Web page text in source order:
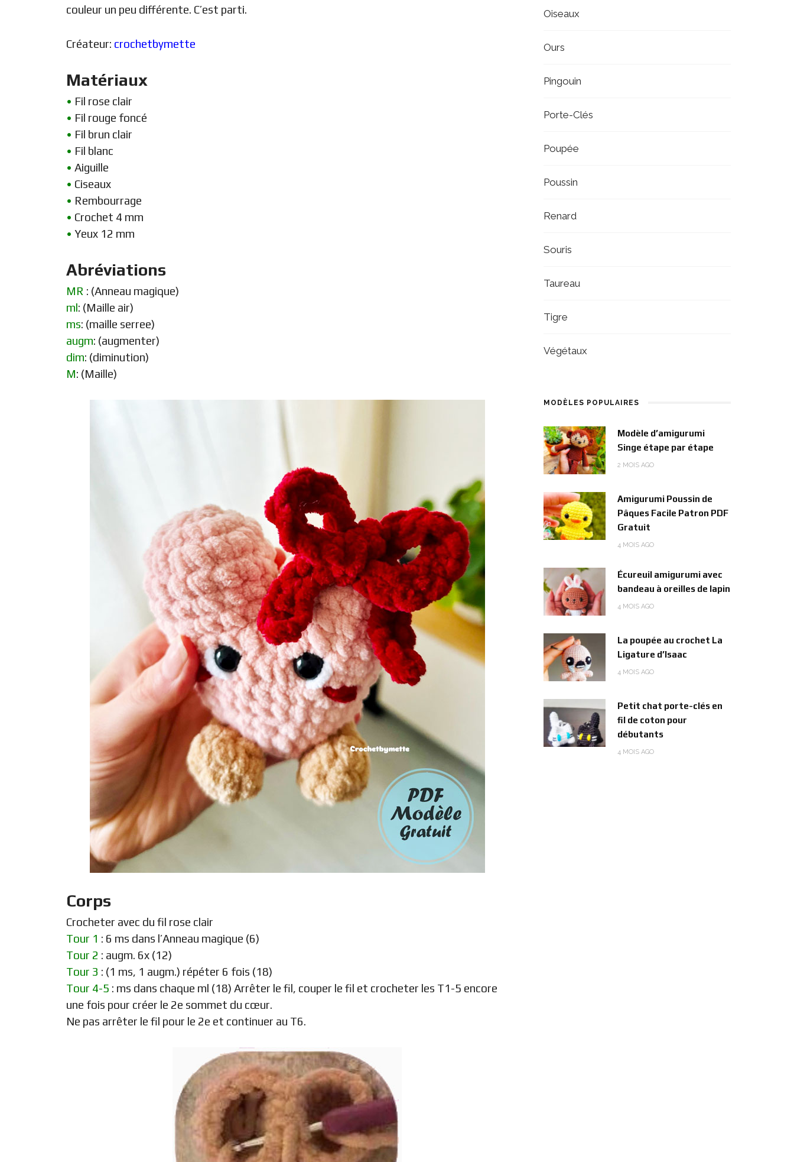
couleur un peu différente. C’est parti.
Créateur: crochetbymette
Matériaux
• Fil rose clair
• Fil rouge foncé
• Fil brun clair
• Fil blanc
• Aiguille
• Ciseaux
• Rembourrage
• Crochet 4 mm
• Yeux 12 mm
Abréviations
MR : (Anneau magique)
ml: (Maille air)
ms: (maille serree)
augm: (augmenter)
dim: (diminution)
M: (Maille)
Corps
Crocheter avec du fil rose clair
Tour 1 : 6 ms dans l’Anneau magique (6)
Tour 2 : augm. 6x (12)
Tour 3 : (1 ms, 1 augm.) répéter 6 fois (18)
Tour 4-5 : ms dans chaque ml (18) Arrêter le fil, couper le fil et crocheter les T1-5 encore
une fois pour créer le 2e sommet du cœur.
Ne pas arrêter le fil pour le 2e et continuer au T6.
Oiseaux
Ours
Pingouin
Porte-Clés
Poupée
Poussin
Renard
Souris
Taureau
Tigre
Végétaux
MODÈLES POPULAIRES
Modèle d’amigurumi
Singe étape par étape
2 MOIS AGO
Amigurumi Poussin de
Pâques Facile Patron PDF
Gratuit
4 MOIS AGO
Écureuil amigurumi avec
bandeau à oreilles de lapin
4 MOIS AGO
La poupée au crochet La
Ligature d’Isaac
4 MOIS AGO
Petit chat porte-clés en
fil de coton pour
débutants
4 MOIS AGO